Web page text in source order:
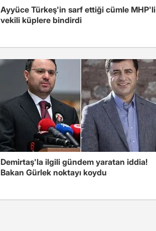
Ayyüce Türkeş'in sarf ettiği cümle MHP'li
vekili küplere bindirdi
Demirtaş'la ilgili gündem yaratan iddia!
Bakan Gürlek noktayı koydu